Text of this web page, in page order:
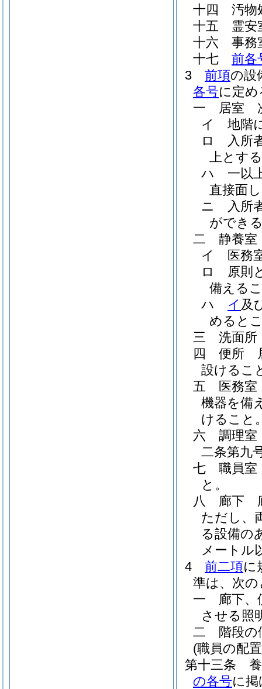
十四
汚物
十五
霊安
十六
事務
十七
前各
3
前項の設
各号に定
一
居室
イ
地階
ロ
入所
上とす
ハ
一以
直接面
ニ
入所
ができ
二
静養
イ
医務
ロ
原則
備える
ハ
イ 及
めると
三
洗面
四
便所
設けるこ
五
医務
機器を備
けること
六
調理
二条第九
七
職員
と。
八
廊下
ただし、
る設備の
メートル
4
前二項に
準は、次
一
廊下
させる照
二
階段
(職員の配
第十三条
の各号に